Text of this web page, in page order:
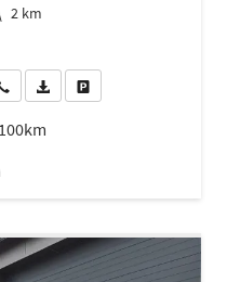
2 km
Wir rufen Sie anPDF-Datei, Fahrzeugexposé